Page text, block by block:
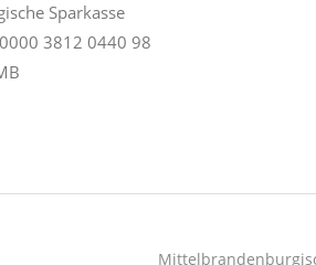
Sparkasse
3812 0440 98